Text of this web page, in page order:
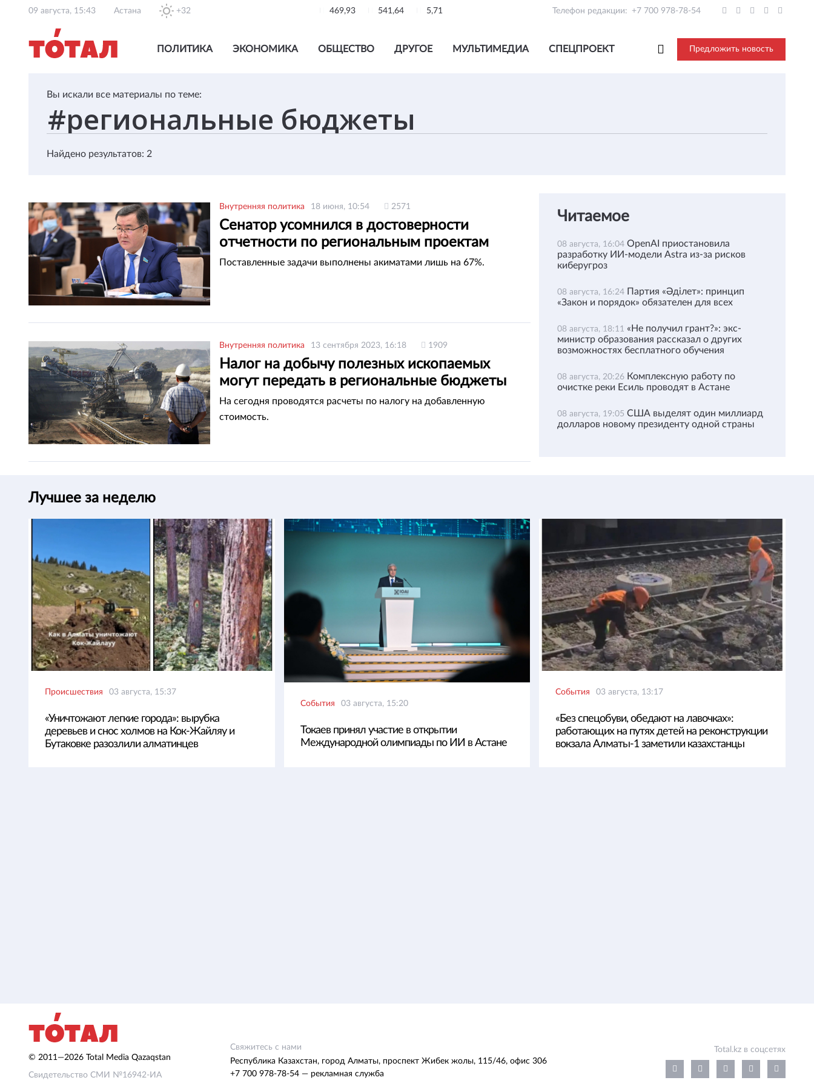
09 августа, 15:43 Астана +32 469,93 541,64 5,71 Телефон редакции: +7 700 978-78-54
ПОЛИТИКА ЭКОНОМИКА ОБЩЕСТВО ДРУГОЕ МУЛЬТИМЕДИА СПЕЦПРОЕКТ Предложить новость
Вы искали все материалы по теме:
Найдено результатов: 2
Внутренняя политика 18 июня, 10:54 2571
Сенатор усомнился в достоверности
отчетности по региональным проектам
Поставленные задачи выполнены акиматами лишь на 67%.
Внутренняя политика 13 сентября 2023, 16:18 1909
Налог на добычу полезных ископаемых
могут передать в региональные бюджеты
На сегодня проводятся расчеты по налогу на добавленную
стоимость.
Читаемое
08 августа, 16:04 OpenAI приостановила
разработку ИИ-модели Astra из-за рисков
киберугроз
08 августа, 16:24 Партия «Әділет»: принцип
«Закон и порядок» обязателен для всех
08 августа, 18:11 «Не получил грант?»: экс-
министр образования рассказал о других
возможностях бесплатного обучения
08 августа, 20:26 Комплексную работу по
очистке реки Есиль проводят в Астане
08 августа, 19:05 США выделят один миллиард
долларов новому президенту одной страны
Лучшее за неделю
Происшествия 03 августа, 15:37
«Уничтожают легкие города»: вырубка
деревьев и снос холмов на Кок-Жайляу и
Бутаковке разозлили алматинцев
События 03 августа, 15:20
Токаев принял участие в открытии
Международной олимпиады по ИИ в Астане
События 03 августа, 13:17
«Без спецобуви, обедают на лавочках»:
работающих на путях детей на реконструкции
вокзала Алматы-1 заметили казахстанцы
© 2011—2026 Total Media Qazaqstan
Свидетельство СМИ №16942-ИА
Свяжитесь с нами
Республика Казахстан, город Алматы, проспект Жибек жолы, 115/46, офис 306
+7 700 978-78-54 — рекламная служба
Total.kz в соцсетях